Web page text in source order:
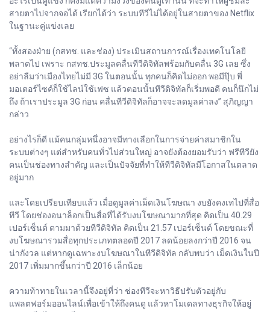
สายตาไปจากจอได้ เรียกได้ว่า ระบบทีวีไม่ได้อยู่ในสายตาของ Netflix
ในฐานะคู่แข่งเลย
“ทั้งสองฝ่าย (กสทช. และช่อง) ประเมินสถานการณ์เรื่องเทคโนโลยี
พลาดไป เพราะ กสทช.ประมูลคลื่นทีวีดิจิทัลพร้อมกับคลื่น 3G เลย ซึ่ง
อย่าลืมว่าเมืองไทยไม่มี 3G ในตอนนั้น ทุกคนก็คิดไม่ออก พอมีปุ๊บ พี่
มอเตอร์ไซค์ก็ใช้ไลน์ใช้เฟซ แล้วตอนนั้นทีวีดิจิทัลก็เริ่มพอดี คนก็นึกไม่
ถึง ถ้าเราประมูล 3G ก่อน คลื่นทีวีดิจิทัลก็อาจจะลดมูลค่าลง” สุภิญญา
กล่าว
อย่างไรก็ดี แม้คนกลุ่มหนึ่งอาจมีทางเลือกในการจ่ายค่าสมาชิกใน
ระบบต่างๆ แต่สำหรับคนทั่วไปส่วนใหญ่ อาจยังต้องยอมรับว่า ฟรีทีวียัง
คนเป็นช่องทางสำคัญ และเป็นปัจจัยที่ทำให้ทีวีดิจิทัลมีโอกาสในตลาด
อยู่มาก
และโดยเปรียบเทียบแล้ว เมื่อดูมูลค่าเม็ดเงินโฆษณา งบยังคงเทไปที่สื่อ
ทีวี โดยช่องอนาล็อกเป็นสื่อที่ได้รับงบโฆษณามากที่สุด คิดเป็น 40.29
เปอร์เซ็นต์ ตามมาด้วยทีวีดิจิทัล คิดเป็น 21.57 เปอร์เซ็นต์ โดยขณะที่
งบโฆษณารวมสื่อทุกประเภทตลอดปี 2017 ลดน้อยลงกว่าปี 2016 จน
น่ากังวล แต่หากดูเฉพาะงบโฆษณาในทีวีดิจิทัล กลับพบว่า เม็ดเงินในปี
2017 เพิ่มมากขึ้นกว่าปี 2016 เล็กน้อย
ความท้าทายในเวลานี้จึงอยู่ที่ว่า ช่องทีวีจะหาวิธีปรับตัวอยู่กับ
แพลตฟอร์มออนไลน์เพื่อเข้าให้ถึงคนดู แล้วหาโมเดลทางธุรกิจให้อยู่